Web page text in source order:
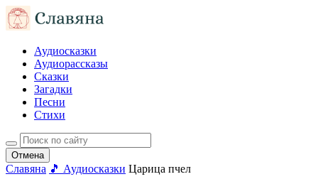
Аудиосказки
Аудиорассказы
Сказки
Загадки
Песни
Стихи
Отмена
Славяна 🎵 Аудиосказки Царица пчел